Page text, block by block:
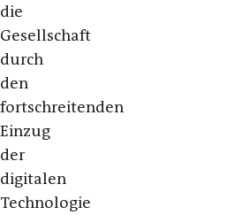
die
Gesellschaft
durch
den
fortschreitenden
Einzug
der
digitalen
Technologie